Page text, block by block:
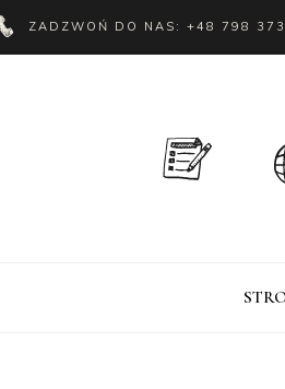
ZADZWOŃ DO NAS: +48 798